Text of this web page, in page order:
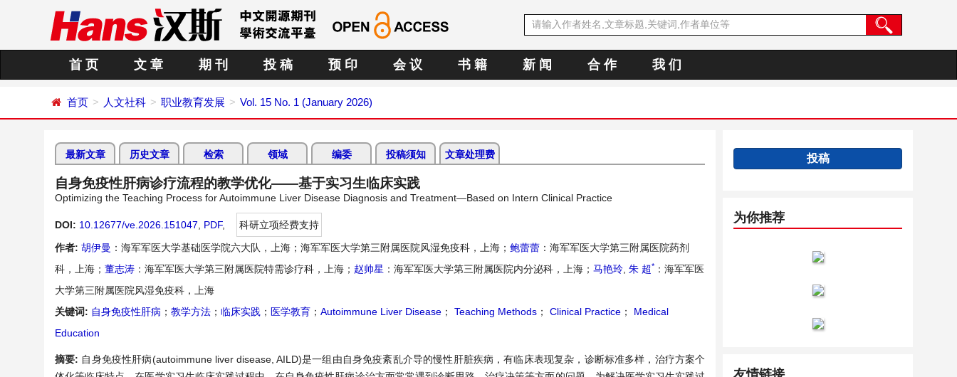
首 页 文 章 期 刊 投 稿 预 印 会 议 书 籍 新 闻 合 作 我 们
首页 人文社科 职业教育发展 Vol. 15 No. 1 (January 2026)
最新文章 历史文章 检索 领域 编委 投稿须知 文章处理费
自身免疫性肝病诊疗流程的教学优化——基于实习生临床实践
Optimizing the Teaching Process for Autoimmune Liver Disease Diagnosis and Treatment—Based on Intern Clinical Practice
DOI: 10.12677/ve.2026.151047 PDF,
科研立项经费支持
作者: 胡伊曼 ：海军军医大学基础医学院六大队，上海；海军军医大学第三附属医院风湿免疫科，上海； 鲍蕾蕾 ：海军军医大学第三附属医院药剂
科，上海； 董志涛 ：海军军医大学第三附属医院特需诊疗科，上海； 赵帅星 ：海军军医大学第三附属医院内分泌科，上海； 马艳玲 朱 超* ：海军军医
大学第三附属医院风湿免疫科，上海
关键词: 自身免疫性肝病 ； 教学方法 ； 临床实践 ； 医学教育 ； Autoimmune Liver Disease ； Teaching Methods ； Clinical Practice ；
Medical
Education
摘要: 自身免疫性肝病(autoimmune liver disease, AILD)是一组由自身免疫紊乱介导的慢性肝脏疾病，有临床表现复杂，诊断标准多样，治疗方案个
投稿
为你推荐
友情链接